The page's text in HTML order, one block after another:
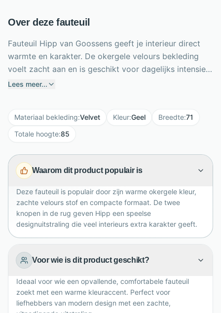
Over deze fauteuil
Fauteuil Hipp van Goossens geeft je interieur direct
warmte en karakter. De okergele velours bekleding
voelt zacht aan en is geschikt voor dagelijks intensief
gebruik. In de rug zorgen twee knopen voor een
Dankzij luxafoam vulling en singelbanden geniet je van
soepel zitcomfort. De ondiepe zitting en armleuningen
Met afmetingen van 71 x 85 x 81 cm past Hipp
gemakkelijk in de woonkamer, slaapkamer of een
Lees meer...
Materiaal bekleding:Velvet Kleur:Geel Breedte:71
Totale hoogte:85
Waarom dit product populair is
Deze fauteuil is populair door zijn warme okergele kleur,
zachte velours stof en compacte formaat. De twee
knopen in de rug geven Hipp een speelse
designuitstraling die veel interieurs extra karakter geeft.
Voor wie is dit product geschikt?
Ideaal voor wie een opvallende, comfortabele fauteuil
zoekt met een warme kleuraccent. Perfect voor
liefhebbers van modern design met een zachte,